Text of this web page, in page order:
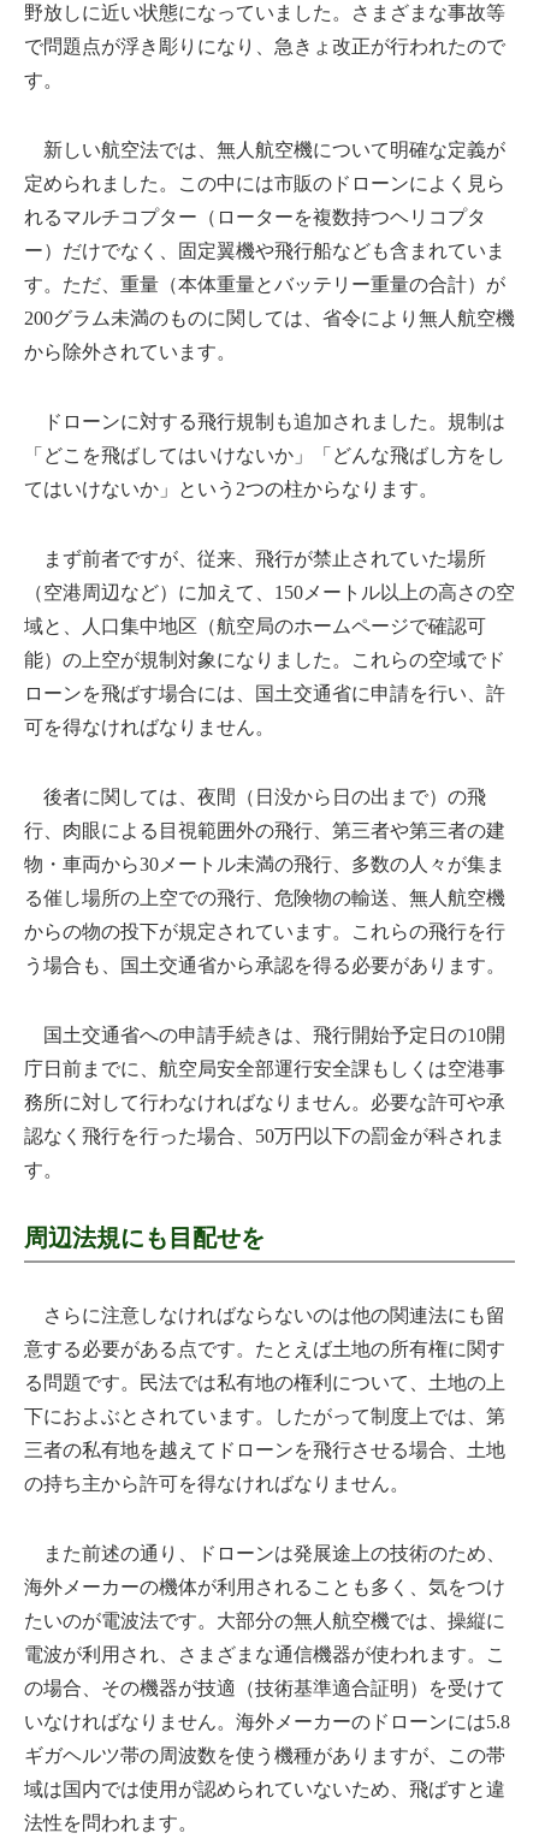
野放しに近い状態になっていました。さまざまな事故等
で問題点が浮き彫りになり、急きょ改正が行われたので
す。
新しい航空法では、無人航空機について明確な定義が
定められました。この中には市販のドローンによく見ら
れるマルチコプター（ローターを複数持つヘリコプタ
ー）だけでなく、固定翼機や飛行船なども含まれていま
す。ただ、重量（本体重量とバッテリー重量の合計）が
200グラム未満のものに関しては、省令により無人航空機
から除外されています。
ドローンに対する飛行規制も追加されました。規制は
「どこを飛ばしてはいけないか」「どんな飛ばし方をし
てはいけないか」という2つの柱からなります。
まず前者ですが、従来、飛行が禁止されていた場所
（空港周辺など）に加えて、150メートル以上の高さの空
域と、人口集中地区（航空局のホームページで確認可
能）の上空が規制対象になりました。これらの空域でド
ローンを飛ばす場合には、国土交通省に申請を行い、許
可を得なければなりません。
後者に関しては、夜間（日没から日の出まで）の飛
行、肉眼による目視範囲外の飛行、第三者や第三者の建
物・車両から30メートル未満の飛行、多数の人々が集ま
る催し場所の上空での飛行、危険物の輸送、無人航空機
からの物の投下が規定されています。これらの飛行を行
う場合も、国土交通省から承認を得る必要があります。
国土交通省への申請手続きは、飛行開始予定日の10開
庁日前までに、航空局安全部運行安全課もしくは空港事
務所に対して行わなければなりません。必要な許可や承
認なく飛行を行った場合、50万円以下の罰金が科されま
す。
周辺法規にも目配せを
さらに注意しなければならないのは他の関連法にも留
意する必要がある点です。たとえば土地の所有権に関す
る問題です。民法では私有地の権利について、土地の上
下におよぶとされています。したがって制度上では、第
三者の私有地を越えてドローンを飛行させる場合、土地
の持ち主から許可を得なければなりません。
また前述の通り、ドローンは発展途上の技術のため、
海外メーカーの機体が利用されることも多く、気をつけ
たいのが電波法です。大部分の無人航空機では、操縦に
電波が利用され、さまざまな通信機器が使われます。こ
の場合、その機器が技適（技術基準適合証明）を受けて
いなければなりません。海外メーカーのドローンには5.8
ギガヘルツ帯の周波数を使う機種がありますが、この帯
域は国内では使用が認められていないため、飛ばすと違
法性を問われます。